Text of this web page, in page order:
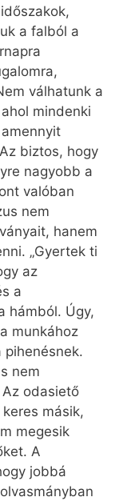
a falból a
válhatunk a
mindenki
biztos, hogy
nagyobb a
valóban
nem
hanem
„Gyertek ti
az
a
hámból. Úgy,
munkához
pihenésnek.
nem
odasiető
másik,
megesik
A
jobbá